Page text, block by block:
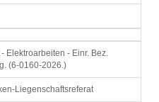
Elektroarbeiten - Einr. Bez.
(6-0160-2026.)
Liegenschaftsreferat